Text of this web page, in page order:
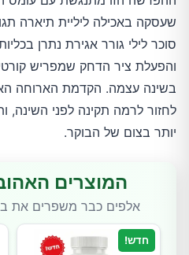
שעסקה באכילה ליליית תיארה
סוכר לילי גורר אגירת נתרן
והפעלת ציר הדחק שמפריש
בשינה עצמה. הקדמת הארוחה
לחזור לרמה תקינה לפני השינה,
יותר בצום של הבוקר.
המוצרים
אלפים כבר משפרים את
חדש!